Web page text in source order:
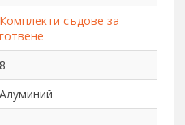
Комплекти съдове за
готвене
8
Алуминий